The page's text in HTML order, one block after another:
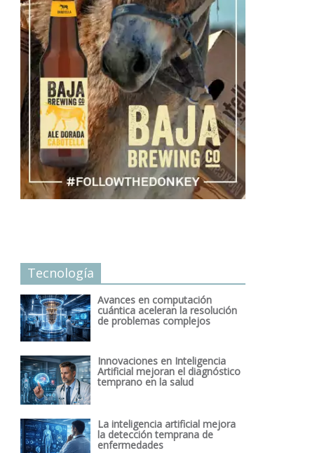
Tecnología
Avances en computación
cuántica aceleran la resolución
de problemas complejos
Innovaciones en Inteligencia
Artificial mejoran el diagnóstico
temprano en la salud
La inteligencia artificial mejora
la detección temprana de
enfermedades